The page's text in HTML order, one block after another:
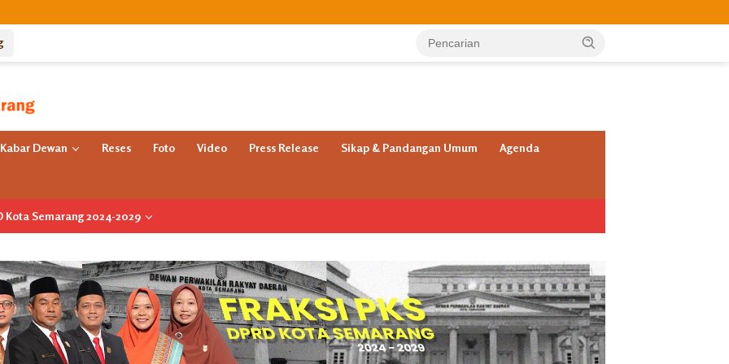
Kabar Dewan Reses Foto Video Press Release Sikap & Pandangan Umum Agenda
Kota Semarang 2024-2029